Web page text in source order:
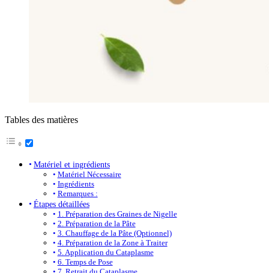
Tables des matières
Matériel et ingrédients
Matériel Nécessaire
Ingrédients
Remarques :
Étapes détaillées
1. Préparation des Graines de Nigelle
2. Préparation de la Pâte
3. Chauffage de la Pâte (Optionnel)
4. Préparation de la Zone à Traiter
5. Application du Cataplasme
6. Temps de Pose